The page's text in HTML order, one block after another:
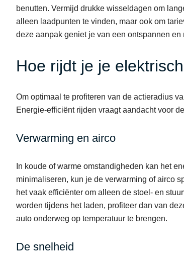
benutten. Vermijd drukke wisseldagen om
alleen laadpunten te vinden, maar ook om
deze aanpak geniet je van een ontspannen
Hoe rijdt je je
Om optimaal te profiteren van de actieradius
Energie-efficiënt rijden vraagt aandacht voor
Verwarming en airco
In koude of warme omstandigheden kan het
minimaliseren, kun je de verwarming of airco
het vaak efficiënter om alleen de stoel- en
worden tijdens het laden, profiteer dan van
auto onderweg op temperatuur te brengen.
De snelheid